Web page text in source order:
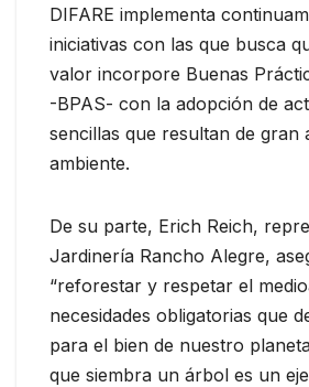
DIFARE implementa
iniciativas con las que busca
valor incorpore Buenas
-BPAS- con la adopción de
sencillas que resultan de gran
ambiente.
De su parte, Erich Reich,
Jardinería Rancho Alegre,
“reforestar y respetar el
necesidades obligatorias que
para el bien de nuestro
que siembra un árbol es un